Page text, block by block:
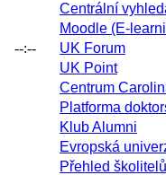
--:--
Centrální
Moodle (E-
UK Forum
UK Point
Centrum
Platforma
Klub Alumni
Evropská
Přehled školitelů